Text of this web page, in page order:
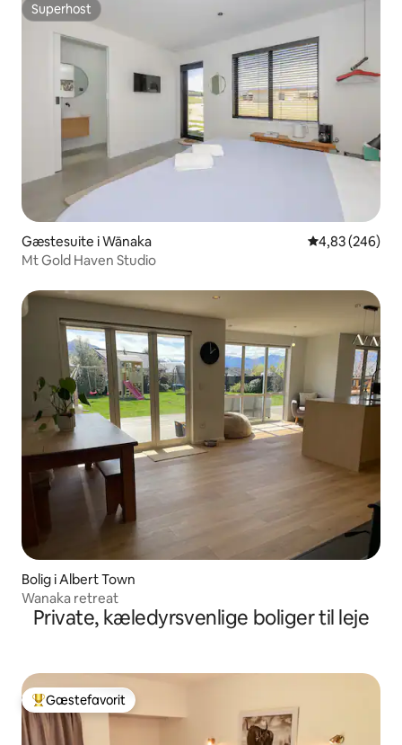
Superhost
Superhost
Gæstesuite i Wānaka 4,83 ud af 5 i
4,83 (246)
Mt Gold Haven Studio
Bolig i Albert Town
Wanaka retreat
Private, kæledyrsvenlige boliger til leje
Bedste gæstefavorit
Gæstefavorit